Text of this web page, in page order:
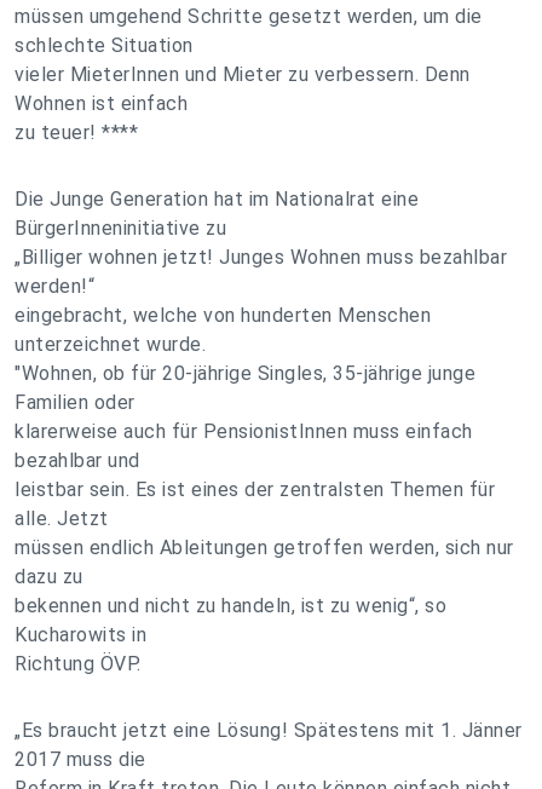
müssen umgehend Schritte gesetzt werden, um die
schlechte Situation
vieler MieterInnen und Mieter zu verbessern. Denn
Wohnen ist einfach
zu teuer! ****
Die Junge Generation hat im Nationalrat eine
BürgerInneninitiative zu
„Billiger wohnen jetzt! Junges Wohnen muss bezahlbar
werden!“
eingebracht, welche von hunderten Menschen
unterzeichnet wurde.
"Wohnen, ob für 20-jährige Singles, 35-jährige junge
Familien oder
klarerweise auch für PensionistInnen muss einfach
bezahlbar und
leistbar sein. Es ist eines der zentralsten Themen für
alle. Jetzt
müssen endlich Ableitungen getroffen werden, sich nur
dazu zu
bekennen und nicht zu handeln, ist zu wenig“, so
Kucharowits in
Richtung ÖVP.
„Es braucht jetzt eine Lösung! Spätestens mit 1. Jänner
2017 muss die